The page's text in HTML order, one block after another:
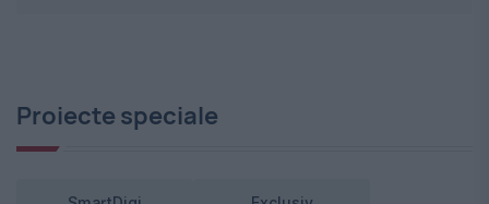
Proiecte speciale